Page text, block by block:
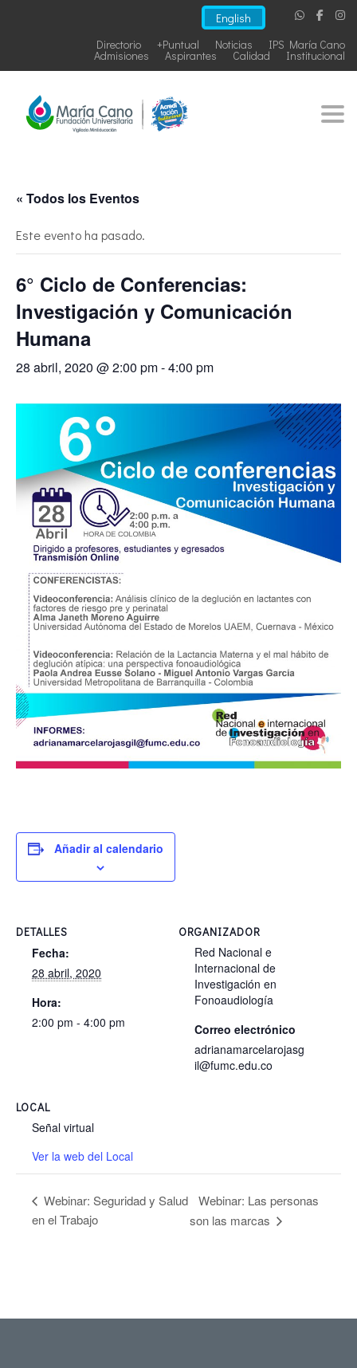
English
IPS María Cano
Noticias
+Puntual
Directorio
Institucional
Calidad
Aspirantes
Admisiones
« Todos los Eventos
Este evento ha pasado.
6° Ciclo de Conferencias:
Investigación y Comunicación
Humana
28 abril, 2020 @ 2:00 pm-4:00 pm
Añadir al calendario
DETALLES
Fecha:
28 abril, 2020
Hora:
2:00 pm - 4:00 pm
ORGANIZADOR
Red Nacional e
Internacional de
Investigación en
Fonoaudiología
Correo electrónico
adrianamarcelarojasg
il@fumc.edu.co
LOCAL
Señal virtual
Ver la web del Local
Webinar: Seguridad y Salud
en el Trabajo
Webinar: Las personas
son las marcas